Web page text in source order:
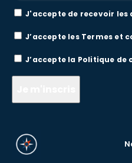
J'accepte de recevoir
J’accepte les Termes et
J’accepte la Politique de